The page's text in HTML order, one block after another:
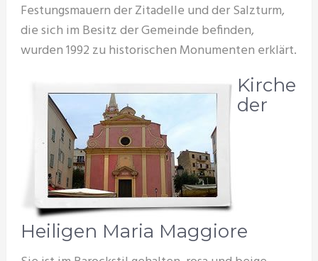
Festungsmauern der Zitadelle und der Salzturm,
die sich im Besitz der Gemeinde befinden,
wurden 1992 zu historischen Monumenten erklärt.
Kirche
der
Heiligen Maria Maggiore